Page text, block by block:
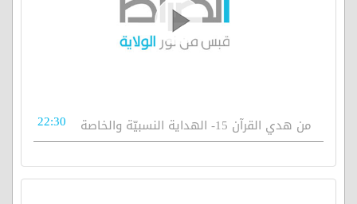
من هدي القرآن 15- الهداية النسبيّة والخاصة 22:30